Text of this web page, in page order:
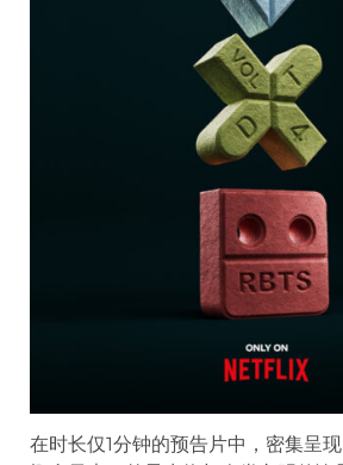
在时长仅1分钟的预告片中，密集呈